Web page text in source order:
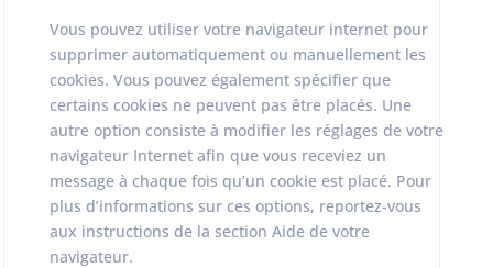
Vous pouvez utiliser votre navigateur internet pour
supprimer automatiquement ou manuellement les
cookies. Vous pouvez également spécifier que
certains cookies ne peuvent pas être placés. Une
autre option consiste à modifier les réglages de votre
navigateur Internet afin que vous receviez un
message à chaque fois qu’un cookie est placé. Pour
plus d’informations sur ces options, reportez-vous
aux instructions de la section Aide de votre
navigateur.